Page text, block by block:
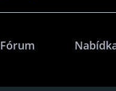
Fórum